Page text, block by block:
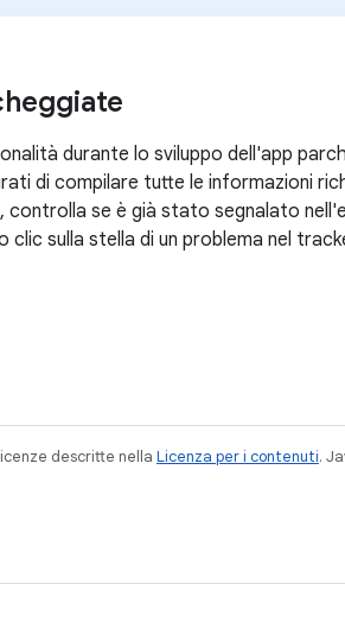
durante lo sviluppo dell'app
di compilare tutte le informazioni
controlla se è già stato segnalato
sulla stella di un problema nel
descritte nella Licenza per i contenuti.